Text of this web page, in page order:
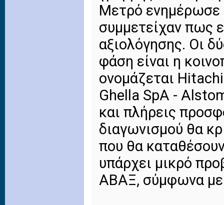
Μετρό ενημέρωσε
συμμετείχαν πως
αξιολόγησης. Οι
φάση είναι η
ονομάζεται
Ghella SpA -
και πλήρεις
διαγωνισμού θα
που θα
υπάρχει μικρό
ΑΒΑΞ, σύμφωνα με